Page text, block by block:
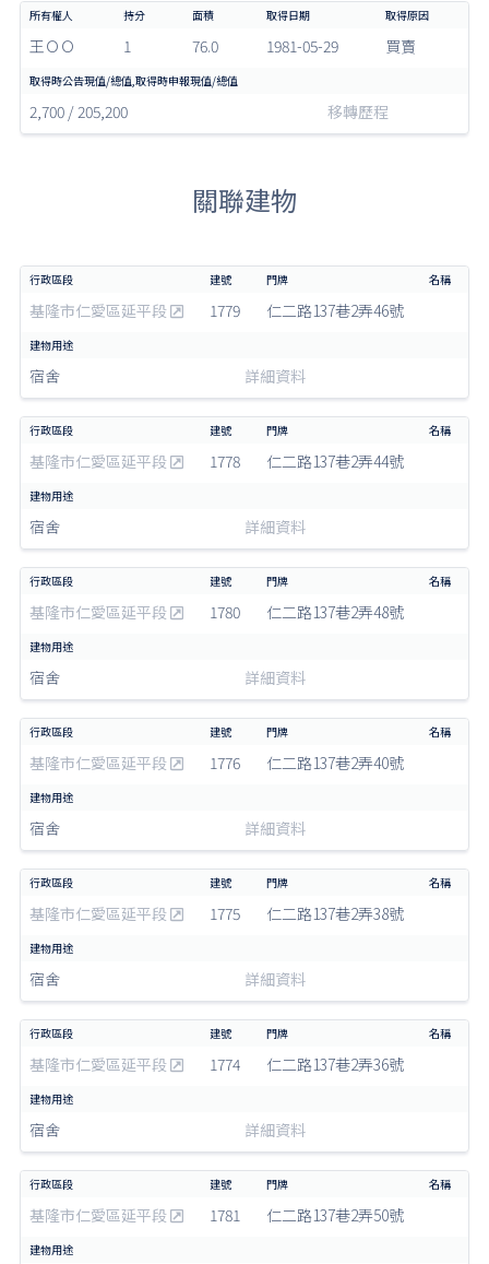
王ＯＯ 1 76.0 1981-05-29 買賣
2,700 / 205,200 移轉歷程
關聯建物
基隆市仁愛區延平段 1779 仁二路137巷2弄46號
宿舍 詳細資料
基隆市仁愛區延平段 1778 仁二路137巷2弄44號
宿舍 詳細資料
基隆市仁愛區延平段 1780 仁二路137巷2弄48號
宿舍 詳細資料
基隆市仁愛區延平段 1776 仁二路137巷2弄40號
宿舍 詳細資料
基隆市仁愛區延平段 1775 仁二路137巷2弄38號
宿舍 詳細資料
基隆市仁愛區延平段 1774 仁二路137巷2弄36號
宿舍 詳細資料
基隆市仁愛區延平段 1781 仁二路137巷2弄50號